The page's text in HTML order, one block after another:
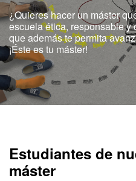
¿Quieres hacer un máster
escuela ética, responsable
que además te permita
¡Éste es tu máster!
Estudiantes de
máster